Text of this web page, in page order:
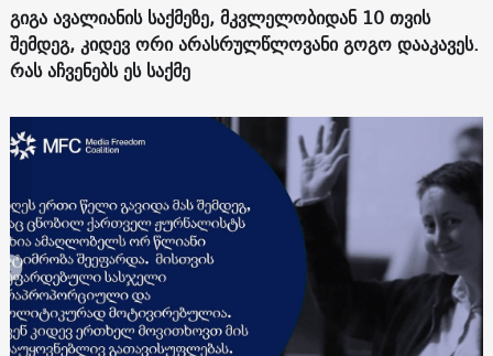
გიგა ავალიანის საქმეზე, მკვლელობიდან 10 თვის
შემდეგ, კიდევ ორი არასრულწლოვანი გოგო დააკავეს.
რას აჩვენებს ეს საქმე